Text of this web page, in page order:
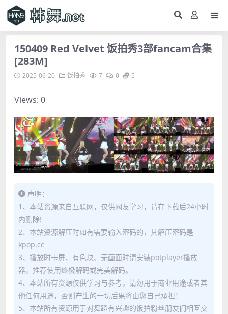
150409 Red Velvet 饭拍秀3部fancam合集
[283M]
2025-06-20 饭拍秀 7 0 5
Views: 0
声明：
1、本站资源来自互联网，仅供网友学习，请在下载后24小时
内删除!
2、本站资源解压时如有需要输入密码的，其解压密码是
kpop.cc
3、播放时卡屏、有色块、无画面时请安装potplayer播放
器，推荐使用终极解码或完美解码。
4、本站所有资源仅供学习与参考，请勿用于商业用途或者其
他任何用途，否则产生的一切后果将由您自己承担！
5、本站所有资源用于对舞蹈有兴趣的饭拍粉丝朋友们相互交